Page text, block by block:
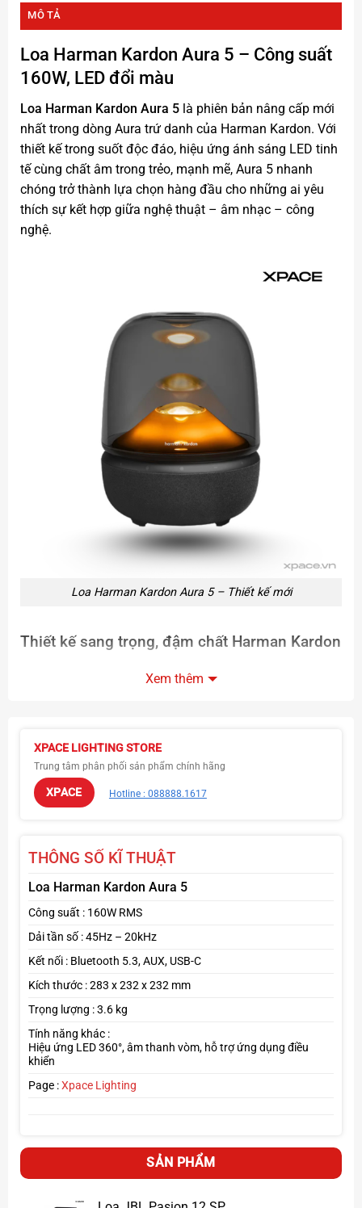
MÔ TẢ
Loa Harman Kardon Aura 5 – Công suất
160W, LED đổi màu
Loa Harman Kardon Aura 5là phiên bản nâng cấp mới
nhất trong dòng Aura trứ danh của Harman Kardon. Với
thiết kế trong suốt độc đáo, hiệu ứng ánh sáng LED tinh
tế cùng chất âm trong trẻo, mạnh mẽ, Aura 5 nhanh
chóng trở thành lựa chọn hàng đầu cho những ai yêu
thích sự kết hợp giữa nghệ thuật – âm nhạc – công
nghệ.
Loa Harman Kardon Aura 5 – Thiết kế mới
Thiết kế sang trọng, đậm chất Harman Kardon
Thân loa trong suốt với hiệu ứng LED 360° cực kỳ bắt
Thiết kế tối giản, hiện đại, vừa là loa nghe nhạc vừa là
món đồ trang trí sang trọng.
Âm thanh sống động, lan tỏa 360°
Công suất mạnh mẽ cho âm thanh trầm ấm, bass chắc
Xem thêm
XPACE LIGHTING STORE
Trung tâm phân phối sản phẩm chính hãng
XPACE Hotline : 088888.1617
THÔNG SỐ KĨ THUẬT
Loa Harman Kardon Aura 5
Công suất : 160W RMS
Dải tần số : 45Hz – 20kHz
Kết nối : Bluetooth 5.3, AUX, USB-C
Kích thước : 283 x 232 x 232 mm
Trọng lượng : 3.6 kg
Tính năng khác :
Hiệu ứng LED 360°, âm thanh vòm, hỗ trợ ứng dụng điều
khiển
Page :Xpace Lighting
SẢN PHẨM